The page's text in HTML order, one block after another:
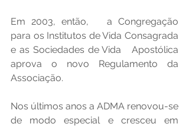
Em 2003, então,   a Congregação
para os Institutos de Vida Consagrada
e as Sociedades de Vida   Apostólica
aprova o novo Regulamento da
Associação.
Nos últimos anos a ADMA renovou-se
de modo especial e cresceu em